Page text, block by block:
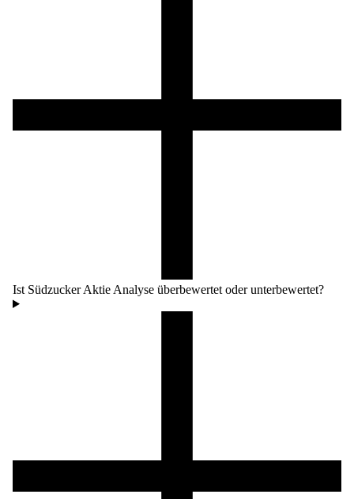
Ist Südzucker Aktie Analyse überbewertet oder unterbewertet?